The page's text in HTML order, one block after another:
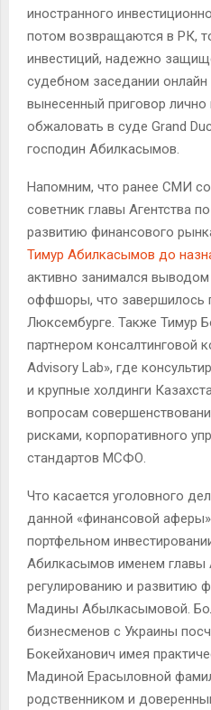
иностранного
потом возвращаются в РК,
инвестиций, надежно
судебном заседании онлайн
вынесенный приговор
обжаловать в суде Grand
господин Абилкасымов.
Напомним, что ранее СМИ
советник главы Агентства
развитию финансового
Тимур Абилкасымов до
активно занимался выводом
оффшоры, что завершилось
Люксембурге. Также Тимур
партнером консалтинговой
Advisory Lab», где
и крупные холдинги
вопросам
рисками, корпоративного
стандартов МСФО.
Что касается уголовного
данной «финансовой
портфельном
Абилкасымов именем главы
регулированию и развитию
Мадины Абылкасымовой.
бизнесменов с Украины
Бокейханович имея
Мадиной Ерасыловной
родственником и